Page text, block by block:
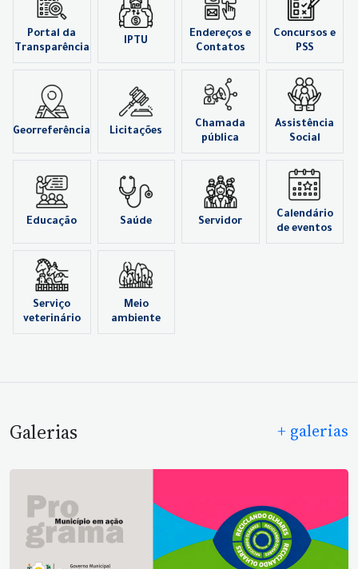
Portal da
Transparência
IPTU
Endereços e
Contatos
Concursos e
PSS
Georreferência Licitações
Chamada
pública
Assistência
Social
Educação Saúde Servidor
Calendário
de eventos
Serviço
veterinário
Meio
ambiente
Galerias + galerias